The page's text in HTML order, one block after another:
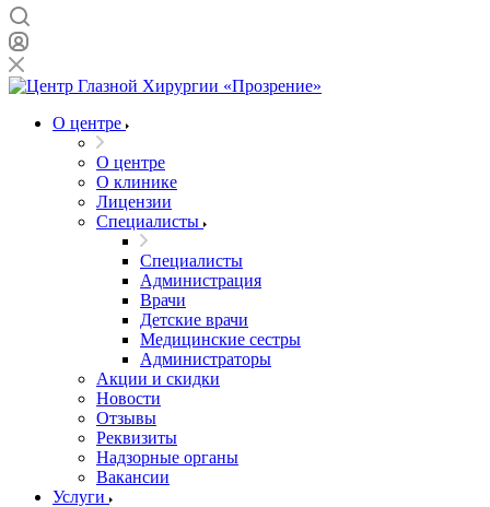
О центре
О центре
О клинике
Лицензии
Специалисты
Специалисты
Администрация
Врачи
Детские врачи
Медицинские сестры
Администраторы
Акции и скидки
Новости
Отзывы
Реквизиты
Надзорные органы
Вакансии
Услуги